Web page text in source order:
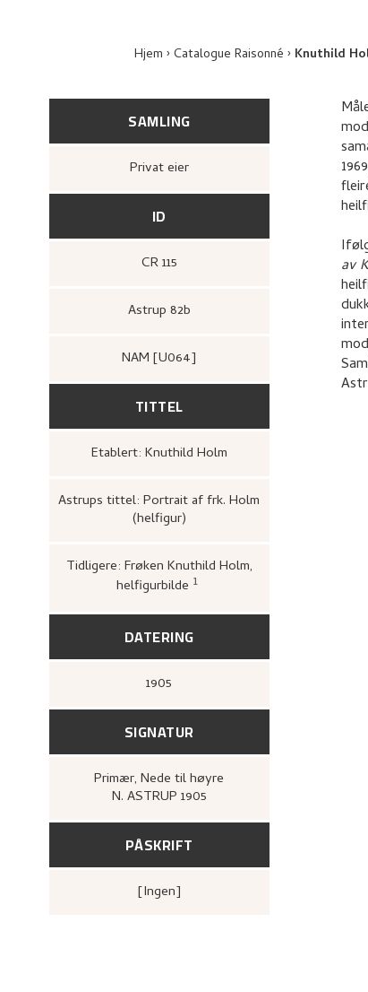
Hjem Catalogue Raisonné Knuthild
SAMLING
Privat eier
ID
CR 115
Astrup 82b
NAM [U064]
TITTEL
Etablert: Knuthild Holm
Astrups tittel: Portrait af frk. Holm
(helfigur)
Tidligere: Frøken Knuthild Holm,
helfigurbilde 1
Kunstnernes Hus, 1955),
DATERING
1905
SIGNATUR
Primær, Nede til høyre
N. ASTRUP 1905
PÅSKRIFT
[ingen]
av